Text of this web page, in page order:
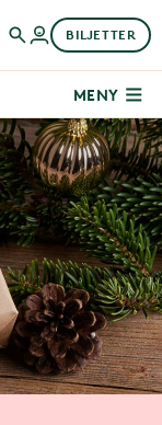
BILJETTER
MENY